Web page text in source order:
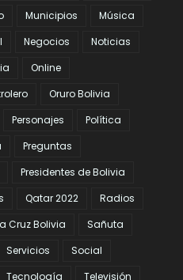
Municipios
Música
Negocios
Noticias
Online
Oruro Bolivia
Personajes
Política
Preguntas
Presidentes de Bolivia
Qatar 2022
Radios
Cruz Bolivia
Sañuta
Servicios
Social
Tecnología Televisión